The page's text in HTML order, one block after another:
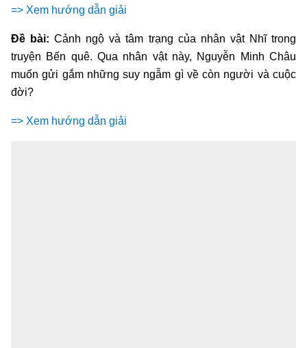
=> Xem hướng dẫn giải
Đề bài: Cảnh ngộ và tâm trạng của nhân vật Nhĩ trong
truyện Bến quê. Qua nhân vật này, Nguyễn Minh Châu
muốn gửi gắm những suy ngẫm gì về còn người và cuộc
đời?
=> Xem hướng dẫn giải